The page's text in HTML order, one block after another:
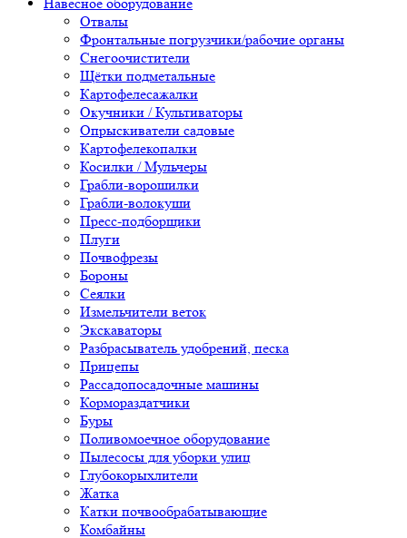
Отвалы
Фронтальные погрузчики/рабочие органы
Снегоочистители
Щётки подметальные
Картофелесажалки
Окучники / Культиваторы
Опрыскиватели садовые
Картофелекопалки
Косилки / Мульчеры
Грабли-ворошилки
Грабли-волокуши
Пресс-подборщики
Плуги
Почвофрезы
Бороны
Сеялки
Измельчители веток
Экскаваторы
Разбрасыватель удобрений, песка
Прицепы
Рассадопосадочные машины
Кормораздатчики
Буры
Поливомоечное оборудование
Пылесосы для уборки улиц
Глубокорыхлители
Жатка
Катки почвообрабатывающие
Комбайны